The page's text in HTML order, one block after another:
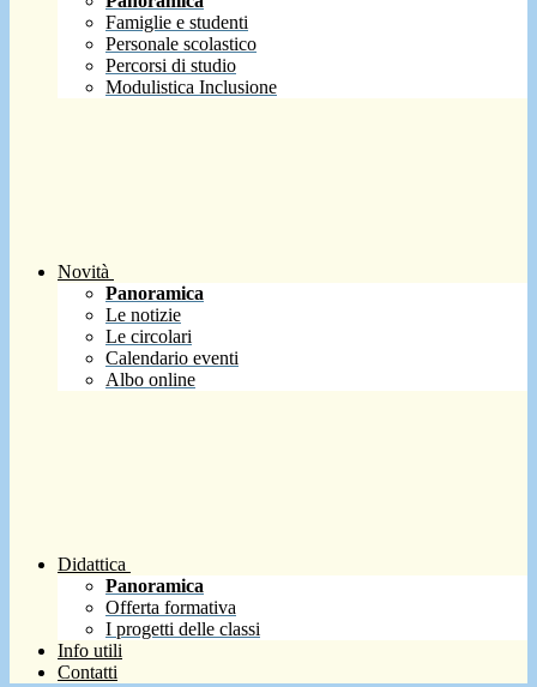
Famiglie e studenti
Personale scolastico
Percorsi di studio
Modulistica Inclusione
Novità
Panoramica
Le notizie
Le circolari
Calendario eventi
Albo online
Didattica
Panoramica
Offerta formativa
I progetti delle classi
Info utili
Contatti